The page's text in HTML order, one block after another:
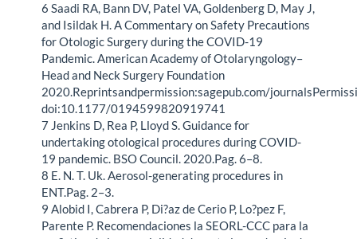
6 Saadi RA, Bann DV, Patel VA, Goldenberg D, May J,
and Isildak H. A Commentary on Safety Precautions
for Otologic Surgery during the COVID-19
Pandemic. American Academy of Otolaryngology–
Head and Neck Surgery Foundation
2020.Reprintsandpermission:sagepub.com/
doi:10.1177/0194599820919741
7 Jenkins D, Rea P, Lloyd S. Guidance for
undertaking otological procedures during COVID-
19 pandemic. BSO Council. 2020.Pag. 6–8.
8 E. N. T. Uk. Aerosol-generating procedures in
ENT.Pag. 2–3.
9 Alobid I, Cabrera P, Di?az de Cerio P, Lo?pez F,
Parente P. Recomendaciones la SEORL-CCC para la